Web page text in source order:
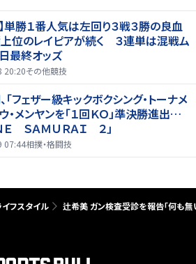
】単勝１番人気は左回り３戦３勝の良血
位のレイピアが続く ３連単は混戦ム
最終オッズ
20:20その他競技
「フェザー級キックボクシング・トーナメ
ウ・メンヤンを「１回ＫＯ」準決勝進出…
Ｅ ＳＡＭＵＲＡＩ ２」
07:44相撲・格闘技
イフスタイル 辻希美 ガン検査受診を報告「何も無